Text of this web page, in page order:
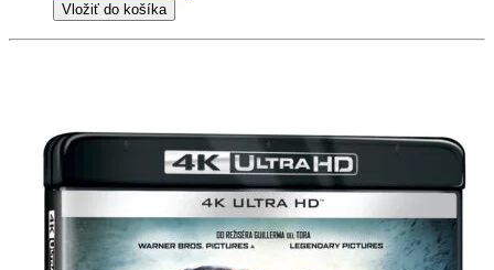
Vložiť do košíka